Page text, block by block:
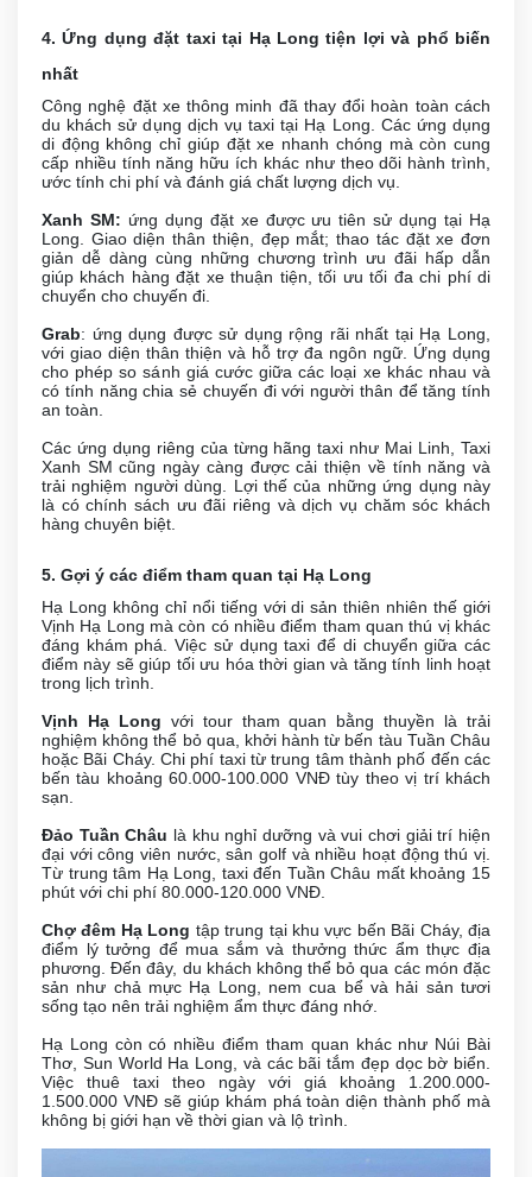
4. Ứng dụng đặt taxi tại Hạ Long tiện lợi và phổ biến
nhất
Công nghệ đặt xe thông minh đã thay đổi hoàn toàn cách
du khách sử dụng dịch vụ taxi tại Hạ Long. Các ứng dụng
di động không chỉ giúp đặt xe nhanh chóng mà còn cung
cấp nhiều tính năng hữu ích khác như theo dõi hành trình,
ước tính chi phí và đánh giá chất lượng dịch vụ.
Xanh SM: ứng dụng đặt xe được ưu tiên sử dụng tại Hạ
Long. Giao diện thân thiện, đẹp mắt; thao tác đặt xe đơn
giản dễ dàng cùng những chương trình ưu đãi hấp dẫn
giúp khách hàng đặt xe thuận tiện, tối ưu tối đa chi phí di
chuyển cho chuyến đi.
Grab: ứng dụng được sử dụng rộng rãi nhất tại Hạ Long,
với giao diện thân thiện và hỗ trợ đa ngôn ngữ. Ứng dụng
cho phép so sánh giá cước giữa các loại xe khác nhau và
có tính năng chia sẻ chuyến đi với người thân để tăng tính
an toàn.
Các ứng dụng riêng của từng hãng taxi như Mai Linh, Taxi
Xanh SM cũng ngày càng được cải thiện về tính năng và
trải nghiệm người dùng. Lợi thế của những ứng dụng này
là có chính sách ưu đãi riêng và dịch vụ chăm sóc khách
hàng chuyên biệt.
5. Gợi ý các điểm tham quan tại Hạ Long
Hạ Long không chỉ nổi tiếng với di sản thiên nhiên thế giới
Vịnh Hạ Long mà còn có nhiều điểm tham quan thú vị khác
đáng khám phá. Việc sử dụng taxi để di chuyển giữa các
điểm này sẽ giúp tối ưu hóa thời gian và tăng tính linh hoạt
trong lịch trình.
Vịnh Hạ Long với tour tham quan bằng thuyền là trải
nghiệm không thể bỏ qua, khởi hành từ bến tàu Tuần Châu
hoặc Bãi Cháy. Chi phí taxi từ trung tâm thành phố đến các
bến tàu khoảng 60.000-100.000 VNĐ tùy theo vị trí khách
sạn.
Đảo Tuần Châu là khu nghỉ dưỡng và vui chơi giải trí hiện
đại với công viên nước, sân golf và nhiều hoạt động thú vị.
Từ trung tâm Hạ Long, taxi đến Tuần Châu mất khoảng 15
phút với chi phí 80.000-120.000 VNĐ.
Chợ đêm Hạ Long tập trung tại khu vực bến Bãi Cháy, địa
điểm lý tưởng để mua sắm và thưởng thức ẩm thực địa
phương. Đến đây, du khách không thể bỏ qua các món đặc
sản như chả mực Hạ Long, nem cua bể và hải sản tươi
sống tạo nên trải nghiệm ẩm thực đáng nhớ.
Hạ Long còn có nhiều điểm tham quan khác như Núi Bài
Thơ, Sun World Ha Long, và các bãi tắm đẹp dọc bờ biển.
Việc thuê taxi theo ngày với giá khoảng 1.200.000-
1.500.000 VNĐ sẽ giúp khám phá toàn diện thành phố mà
không bị giới hạn về thời gian và lộ trình.